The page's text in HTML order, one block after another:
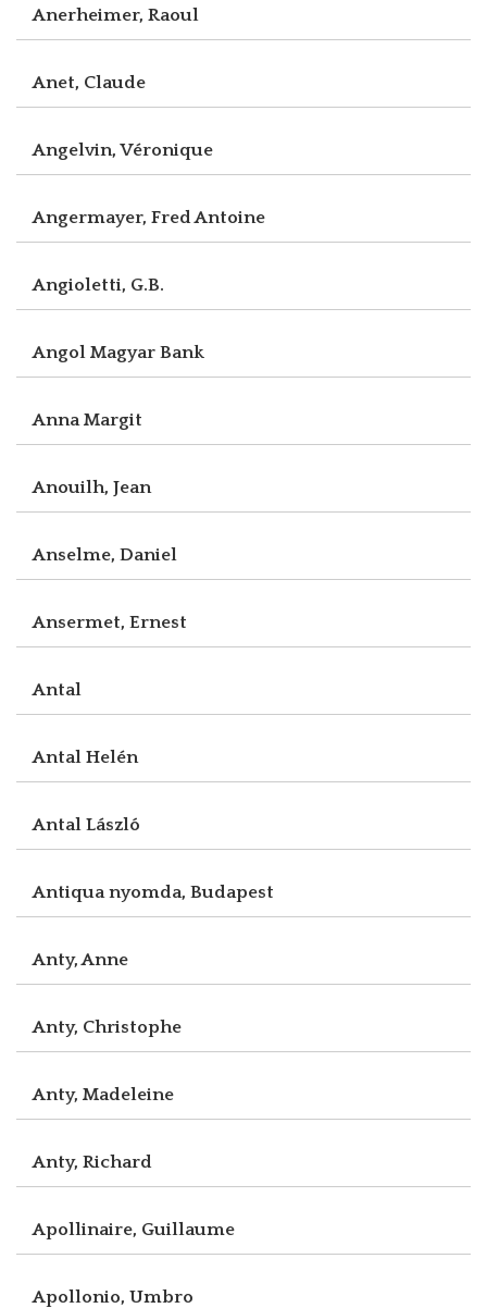
Anerheimer, Raoul
Anet, Claude
Angelvin, Véronique
Angermayer, Fred Antoine
Angioletti, G.B.
Angol Magyar Bank
Anna Margit
Anouilh, Jean
Anselme, Daniel
Ansermet, Ernest
Antal
Antal Helén
Antal László
Antiqua nyomda, Budapest
Anty, Anne
Anty, Christophe
Anty, Madeleine
Anty, Richard
Apollinaire, Guillaume
Apollonio, Umbro